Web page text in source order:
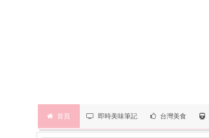
首頁 即時美味筆記 台灣美食